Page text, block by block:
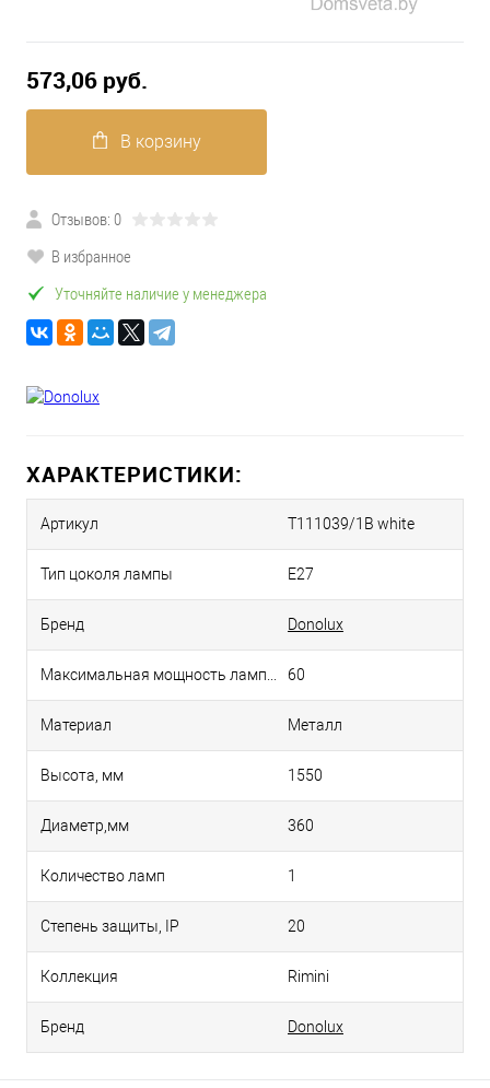
573,06 pуб.
В корзину
Отзывов: 0
В избранное
Уточняйте наличие у менеджера
ХАРАКТЕРИСТИКИ:
Артикул T111039/1B white
Тип цоколя лампы E27
Бренд Donolux
60
Материал Металл
Высота, мм 1550
Диаметр,мм 360
Количество ламп 1
Степень защиты, IP 20
Коллекция Rimini
Бренд Donolux